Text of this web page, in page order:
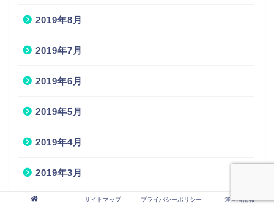
2019年8月
2019年7月
2019年6月
2019年5月
2019年4月
2019年3月
2019年2月 サイトマップ プライバシーポリシー 運営者情報